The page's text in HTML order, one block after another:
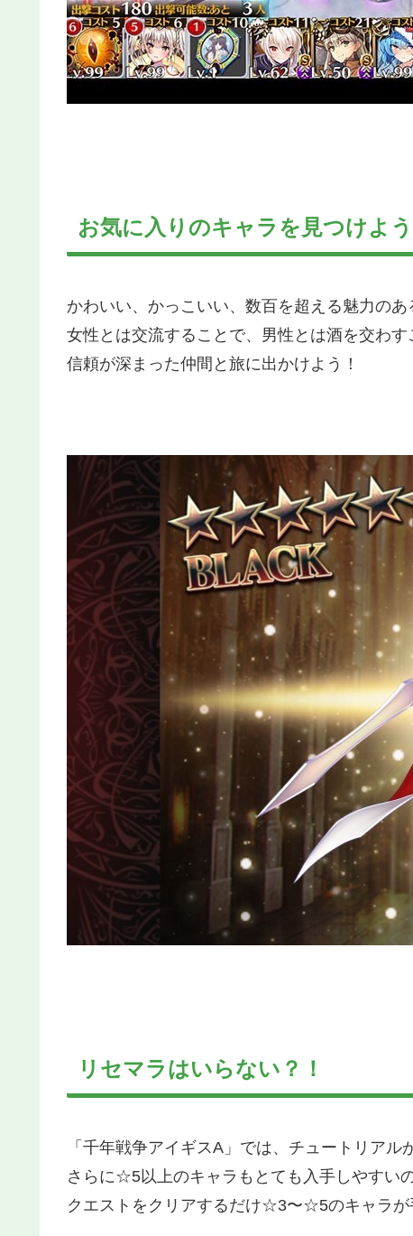
お気に入りのキャラを見つけよう
かわいい、かっこいい、数百を超える魅力の
女性とは交流することで、男性とは酒を交わ
信頼が深まった仲間と旅に出かけよう！
リセマラはいらない？！
「千年戦争アイギスA」では、チュートリア
さらに☆5以上のキャラもとても入手しやすい
クエストをクリアするだけ☆3〜☆5のキャラが